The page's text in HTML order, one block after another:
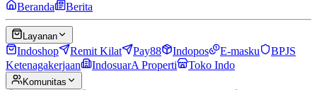
Beranda Berita
Layanan
Indoshop Remit Kilat Pay88 Indopos E-masku
BPJS
Ketenagakerjaan
IndosuarA Properti Toko Indo
Komunitas